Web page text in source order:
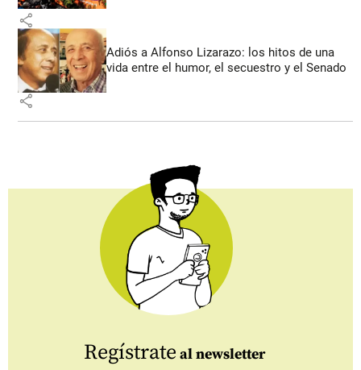
share
Adiós a Alfonso Lizarazo: los hitos de una
vida entre el humor, el secuestro y el Senado
share
Regístrate al newsletter